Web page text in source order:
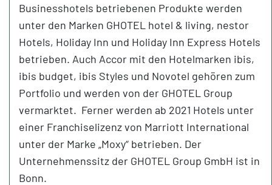
Businesshotels betriebenen Produkte werden
unter den Marken GHOTEL hotel & living, nestor
Hotels, Holiday Inn und Holiday Inn Express Hotels
betrieben. Auch Accor mit den Hotelmarken ibis,
ibis budget, ibis Styles und Novotel gehören zum
Portfolio und werden von der GHOTEL Group
vermarktet. Ferner werden ab 2021 Hotels unter
einer Franchiselizenz von Marriott International
unter der Marke „Moxy“ betrieben. Der
Unternehmenssitz der GHOTEL Group GmbH ist in
Bonn.